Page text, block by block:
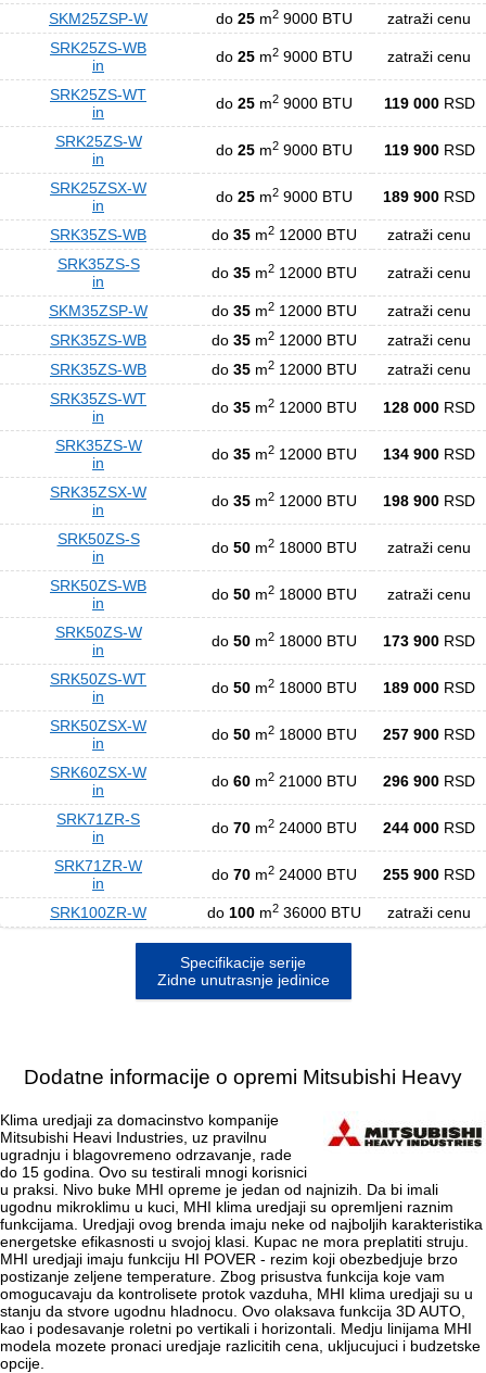
SKM25ZSP-W do 25 m2 9000 BTU
zatraži cenu
SRK25ZS-WB
in
do 25 m2 9000 BTU zatraži cenu
SRK25ZS-WT
in
do 25 m2 9000 BTU 119 000RSD
SRK25ZS-W
in
do 25 m2 9000 BTU 119 900RSD
SRK25ZSX-W
in
do 25 m2 9000 BTU 189 900 RSD
SRK35ZS-WB do 35 m2 12000 BTU
zatraži cenu
SRK35ZS-S
in
do 35 m2 12000 BTU zatraži cenu
SKM35ZSP-W do 35 m2 12000 BTU
zatraži cenu
SRK35ZS-WB
do 35 m2 12000 BTU
zatraži cenu
SRK35ZS-WB
do 35 m2 12000 BTU
zatraži cenu
SRK35ZS-WT
in
do 35 m2 12000 BTU 128 000 RSD
SRK35ZS-W
in
do 35 m2 12000 BTU 134 900 RSD
SRK35ZSX-W
in
do 35 m2 12000 BTU 198 900 RSD
SRK50ZS-S
in
do 50 m2 18000 BTU zatraži cenu
SRK50ZS-WB
in
do 50 m2 18000 BTU zatraži cenu
SRK50ZS-W
in
do 50 m2 18000 BTU 173 900 RSD
SRK50ZS-WT
in
do 50 m2 18000 BTU 189 000 RSD
SRK50ZSX-W
in
do 50 m2 18000 BTU 257 900 RSD
SRK60ZSX-W
in
do 60 m2 21000 BTU 296 900 RSD
SRK71ZR-S
in
do 70 m2 24000 BTU 244 000 RSD
SRK71ZR-W
in
do 70 m2 24000 BTU 255 900 RSD
SRK100ZR-W do 100 m2 36000 BTU zatraži cenu
Specifikacije serije
Zidne unutrasnje jedinice
Dodatne informacije o opremi Mitsubishi Heavy
Klima uredjaji za domacinstvo kompanije
Mitsubishi Heavi Industries, uz pravilnu
ugradnju i blagovremeno odrzavanje, rade
do 15 godina. Ovo su testirali mnogi korisnici
u praksi. Nivo buke MHI opreme je jedan od najnizih. Da bi imali
ugodnu mikroklimu u kuci, MHI klima uredjaji su opremljeni raznim
funkcijama. Uredjaji ovog brenda imaju neke od najboljih karakteristika
energetske efikasnosti u svojoj klasi. Kupac ne mora preplatiti struju.
MHI uredjaji imaju funkciju HI POVER - rezim koji obezbedjuje brzo
postizanje zeljene temperature. Zbog prisustva funkcija koje vam
omogucavaju da kontrolisete protok vazduha, MHI klima uredjaji su u
stanju da stvore ugodnu hladnocu. Ovo olaksava funkcija 3D AUTO,
kao i podesavanje roletni po vertikali i horizontali. Medju linijama MHI
modela mozete pronaci uredjaje razlicitih cena, ukljucujuci i budzetske
opcije.